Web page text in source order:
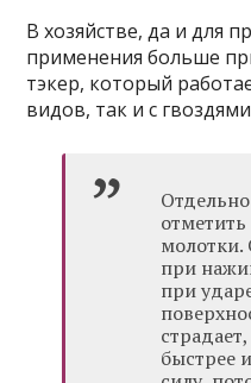
В хозяйстве, да и для
применения больше
тэкер, который
видов, так и с
молотки.
при
при
быстрее